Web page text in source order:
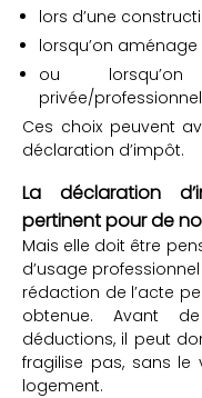
lors d’une
lorsqu’on
ou
privée/
Ces choix peuvent
déclaration d’impôt.
La déclaration
pertinent pour de
Mais elle doit être
d’usage
rédaction de l’acte
obtenue. Avant
déductions, il peut
fragilise pas, sans le
logement.